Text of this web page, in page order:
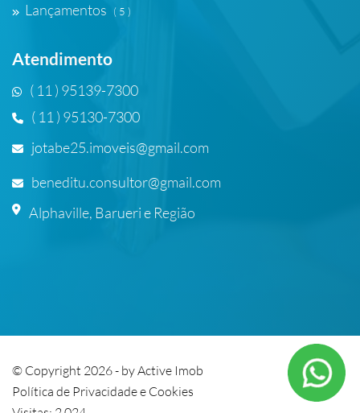
Lançamentos ( 5 )
Atendimento
( 11 ) 95139-7300
( 11 ) 95130-7300
jotabe25.imoveis@gmail.com
beneditu.consultor@gmail.com
Alphaville, Barueri e Região
© Copyright 2026 - byActive Imob
Política de Privacidade e Cookies